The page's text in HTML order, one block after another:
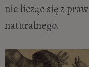
nie licząc się z
naturalnego.